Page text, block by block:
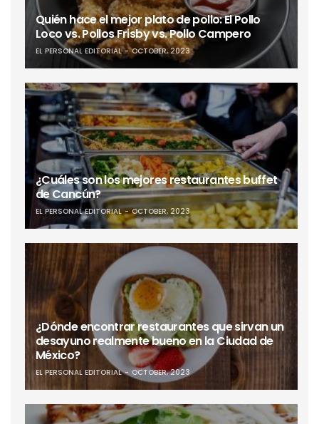
Quién hace el mejor plato de pollo: El Pollo
Loco vs. Pollos Frisby vs. Pollo Campero
EL PERSONAL EDITORIAL OCTOBER, 2023
¿Cuáles son los mejores restaurantes buffet
de Cancún?
EL PERSONAL EDITORIAL OCTOBER, 2023
¿Dónde encontrar restaurantes que sirvan un
desayuno realmente bueno en la Ciudad de
México?
EL PERSONAL EDITORIAL OCTOBER, 2023